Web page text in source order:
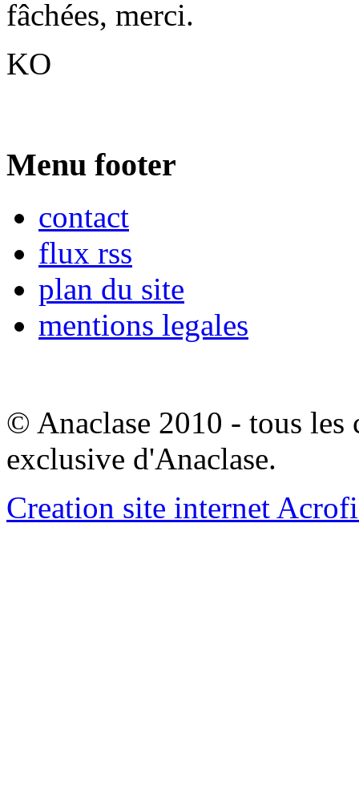
fâchées, merci.
KO
Menu footer
contact
flux rss
plan du site
mentions legales
© Anaclase 2010 - tous les
exclusive d'Anaclase.
Creation site internet